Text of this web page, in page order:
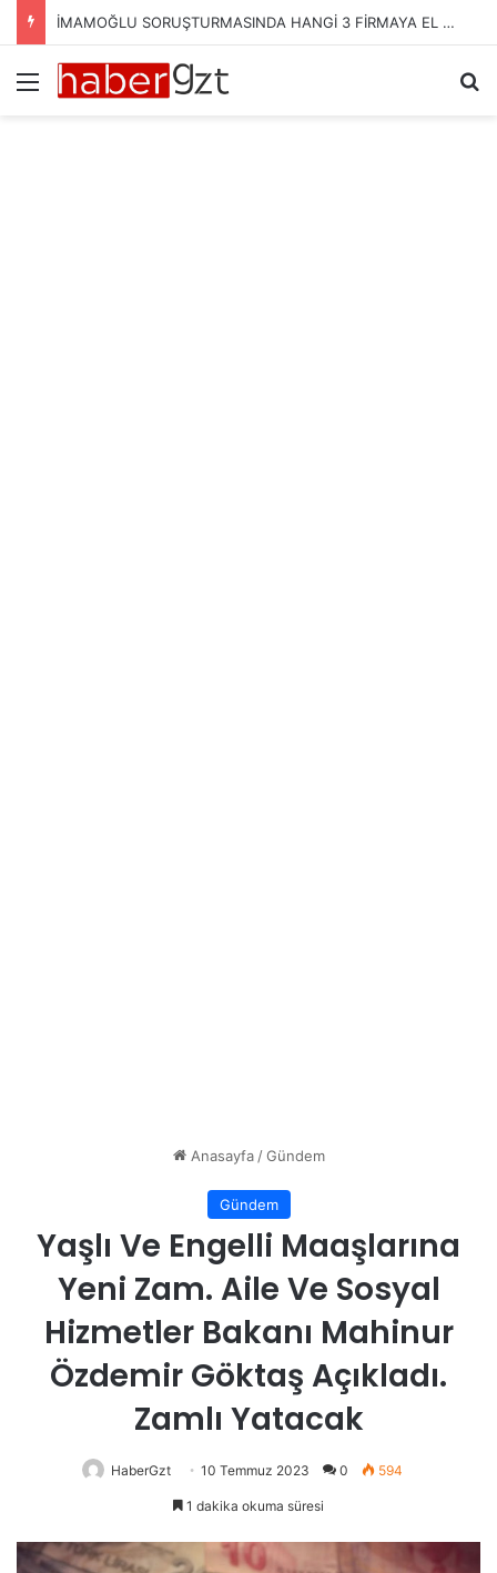
İMAMOĞLU SORUŞTURMASINDA HANGİ 3 FİRMAYA EL KONULDU?
Menü
Anasayfa / Gündem
Gündem
Yaşlı Ve Engelli Maaşlarına
Yeni Zam. Aile Ve Sosyal
Hizmetler Bakanı Mahinur
Özdemir Göktaş Açıkladı.
Zamlı Yatacak
HaberGzt 10 Temmuz 2023 0 594
1 dakika okuma süresi